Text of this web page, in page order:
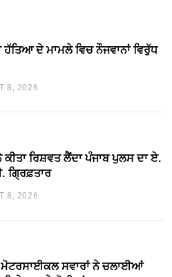
ਹੱਤਿਆ ਦੇ ਮਾਮਲੇ ਵਿਚ ਨੌਜਵਾਨਾਂ ਵਿਰੁੱਧ
8, 2026
ਕੀਤਾ ਰਿਸ਼ਵਤ ਲੈਂਦਾ ਪੰਜਾਬ ਪੁਲਸ ਦਾ ਏ.
8, 2026
ਸਵਾਰਾਂ ਨੇ ਚਲਾਈਆਂ